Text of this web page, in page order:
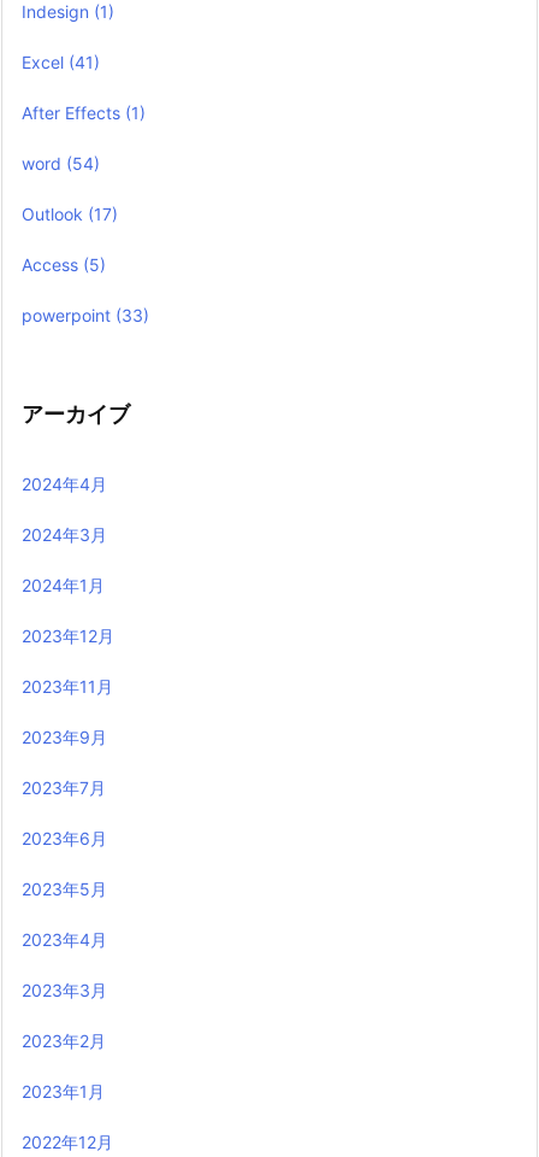
Indesign (1)
Excel (41)
After Effects (1)
word (54)
Outlook (17)
Access (5)
powerpoint (33)
アーカイブ
2024年4月
2024年3月
2024年1月
2023年12月
2023年11月
2023年9月
2023年7月
2023年6月
2023年5月
2023年4月
2023年3月
2023年2月
2023年1月
2022年12月